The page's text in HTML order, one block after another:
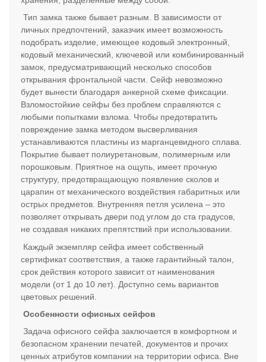
Тип замка также бывает разным. В зависимости от
личных предпочтений, заказчик имеет возможность
подобрать изделие, имеющее кодовый электронный,
кодовый механический, ключевой или комбинированный
замок, предусматривающий несколько способов
открывания фронтальной части. Сейф невозможно
будет вынести благодаря анкерной схеме фиксации.
Взломостойкие сейфы без проблем справляются с
любыми попытками взлома. Чтобы предотвратить
повреждение замка методом высверливания
устанавливаются пластины из марганцевидного сплава.
Покрытие бывает полиуретановым, полимерным или
порошковым. Приятное на ощупь, имеет прочную
структуру, предотвращающую появление сколов и
царапин от механического воздействия габаритных или
острых предметов. Внутренняя петля усилена – это
позволяет открывать двери под углом до ста градусов,
не создавая никаких препятствий при использовании.
Каждый экземпляр сейфа имеет собственный
сертификат соответствия, а также гарантийный талон,
срок действия которого зависит от наименования
модели (от 1 до 10 лет). Доступно семь вариантов
цветовых решений.
Особенности офисных сейфов
Задача офисного сейфа заключается в комфортном и
безопасном хранении печатей, документов и прочих
ценных атрибутов компании на территории офиса. Вне